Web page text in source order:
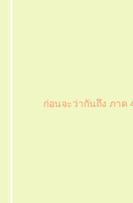
ก่อนจะว่ากันถึง ภาค